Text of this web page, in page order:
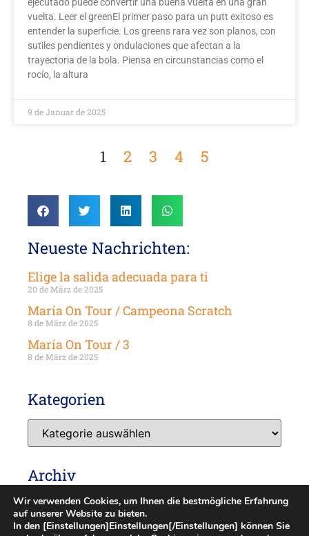
vuelta. Leer el greenEl primer paso para un putt exitoso es
entender la superficie. Los greens rara vez son planos, con
sutiles pendientes y ondulaciones que afectan a la
trayectoria de la bola. Piensa en circunstancias como el
rocío, la altura
9 de Januar de 2025
1 2 3 4 5
Neueste Nachrichten:
Elige la salida adecuada para ti
20 de März de 2025
María On Tour / Campeona Scratch
8 de März de 2025
María On Tour / 3
8 de März de 2025
Kategorien
Archiv
Wir verwenden Cookies, um Ihnen die bestmögliche Erfahrung
auf unserer Website zu bieten.
In den [Einstellungen]Einstellungen[/Einstellungen] können Sie